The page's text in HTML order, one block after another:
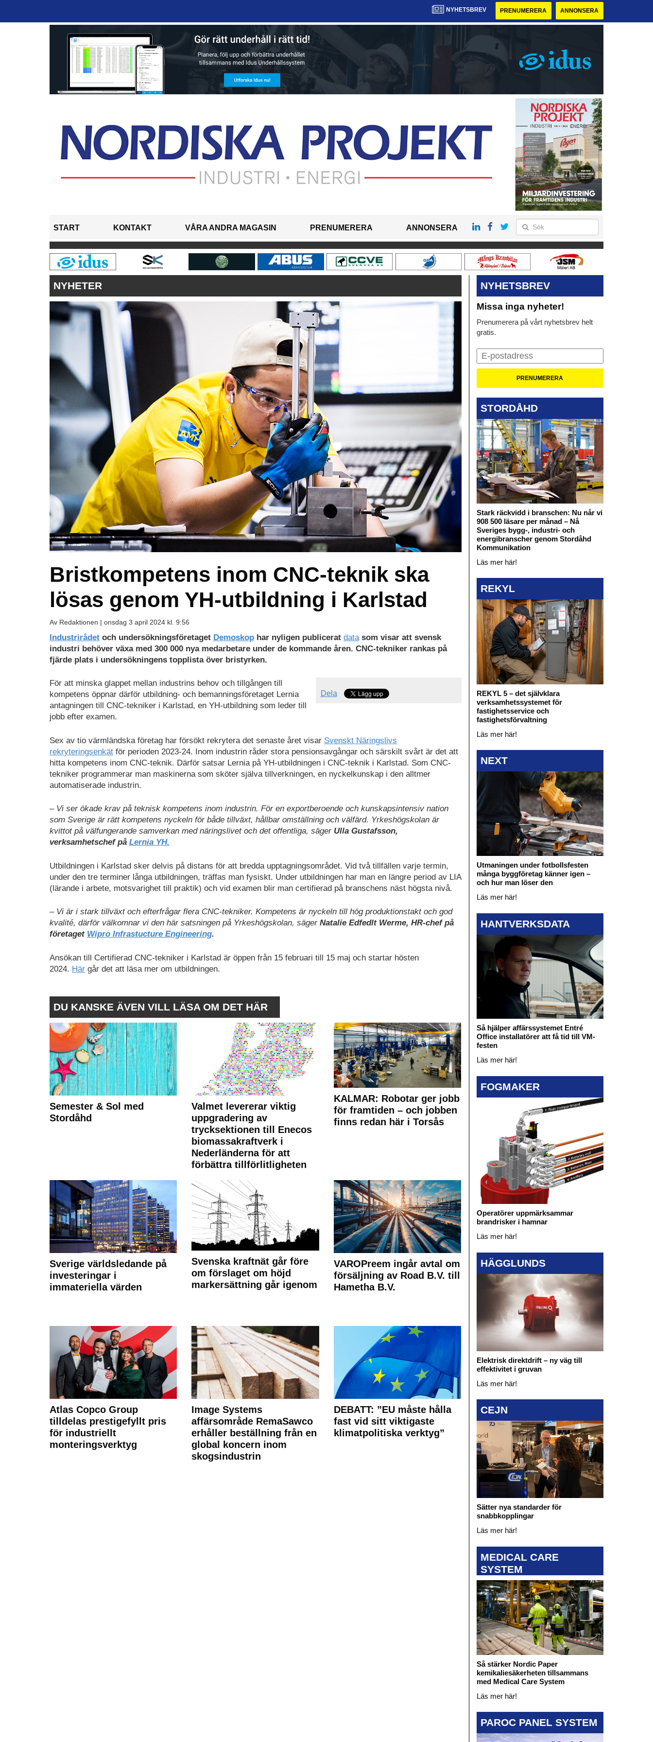
NYHETSBREV PRENUMERERA ANNONSERA
START KONTAKT VÅRA ANDRA MAGASIN PRENUMERERA ANNONSERA
NYHETER
Bristkompetens inom CNC-teknik ska
lösas genom YH-utbildning i Karlstad
Av Redaktionen | onsdag 3 april 2024 kl. 9:56
Industrirådet och undersökningsföretaget Demoskop har nyligen publicerat data som visar att svensk
industri behöver växa med 300 000 nya medarbetare under de kommande åren. CNC-tekniker rankas på
fjärde plats i undersökningens topplista över bristyrken.
Dela
För att minska glappet mellan industrins behov och tillgången till
kompetens öppnar därför utbildning- och bemanningsföretaget Lernia
antagningen till CNC-tekniker i Karlstad, en YH-utbildning som leder till
jobb efter examen.
Sex av tio värmländska företag har försökt rekrytera det senaste året visar Svenskt Näringslivs
rekryteringsenkät för perioden 2023-24. Inom industrin råder stora pensionsavgångar och särskilt svårt är det att
hitta kompetens inom CNC-teknik. Därför satsar Lernia på YH-utbildningen i CNC-teknik i Karlstad. Som CNC-
tekniker programmerar man maskinerna som sköter själva tillverkningen, en nyckelkunskap i den alltmer
automatiserade industrin.
– Vi ser ökade krav på teknisk kompetens inom industrin. För en exportberoende och kunskapsintensiv nation
som Sverige är rätt kompetens nyckeln för både tillväxt, hållbar omställning och välfärd. Yrkeshögskolan är
kvittot på välfungerande samverkan med näringslivet och det offentliga, säger Ulla Gustafsson,
verksamhetschef på Lernia YH.
Utbildningen i Karlstad sker delvis på distans för att bredda upptagningsområdet. Vid två tillfällen varje termin,
under den tre terminer långa utbildningen, träffas man fysiskt. Under utbildningen har man en längre period av LIA
(lärande i arbete, motsvarighet till praktik) och vid examen blir man certifierad på branschens näst högsta nivå.
– Vi är i stark tillväxt och efterfrågar flera CNC-tekniker. Kompetens är nyckeln till hög produktionstakt och god
kvalité, därför välkomnar vi den här satsningen på Yrkeshögskolan, säger Natalie Edfedlt Werme, HR-chef på
företaget Wipro Infrastucture Engineering.
Ansökan till Certifierad CNC-tekniker i Karlstad är öppen från 15 februari till 15 maj och startar hösten
2024. Här går det att läsa mer om utbildningen.
DU KANSKE ÄVEN VILL LÄSA OM DET HÄR
Semester & Sol med
Stordåhd
Valmet levererar viktig
uppgradering av
trycksektionen till Enecos
biomassakraftverk i
Nederländerna för att
förbättra tillförlitligheten
KALMAR: Robotar ger jobb
för framtiden – och jobben
finns redan här i Torsås
Sverige världsledande på
investeringar i
immateriella värden
Svenska kraftnät går före
om förslaget om höjd
markersättning går igenom
VAROPreem ingår avtal om
försäljning av Road B.V. till
Hametha B.V.
Atlas Copco Group
tilldelas prestigefyllt pris
för industriellt
monteringsverktyg
Image Systems
affärsområde RemaSawco
erhåller beställning från en
global koncern inom
skogsindustrin
DEBATT: ”EU måste hålla
fast vid sitt viktigaste
klimatpolitiska verktyg”
NYHETSBREV
Missa inga nyheter!
Prenumerera på vårt nyhetsbrev helt
gratis.
STORDÅHD
Stark räckvidd i branschen: Nu når vi
908 500 läsare per månad – Nå
Sveriges bygg-, industri- och
energibranscher genom Stordåhd
Kommunikation
Läs mer här!
REKYL
REKYL 5 – det självklara
verksamhetssystemet för
fastighetsservice och
fastighetsförvaltning
Läs mer här!
NEXT
Utmaningen under fotbollsfesten
många byggföretag känner igen –
och hur man löser den
Läs mer här!
HANTVERKSDATA
Så hjälper affärssystemet Entré
Office installatörer att få tid till VM-
festen
Läs mer här!
FOGMAKER
Operatörer uppmärksammar
brandrisker i hamnar
Läs mer här!
HÄGGLUNDS
Elektrisk direktdrift – ny väg till
effektivitet i gruvan
Läs mer här!
CEJN
Sätter nya standarder för
snabbkopplingar
Läs mer här!
MEDICAL CARE
SYSTEM
Så stärker Nordic Paper
kemikaliesäkerheten tillsammans
med Medical Care System
Läs mer här!
PAROC PANEL SYSTEM